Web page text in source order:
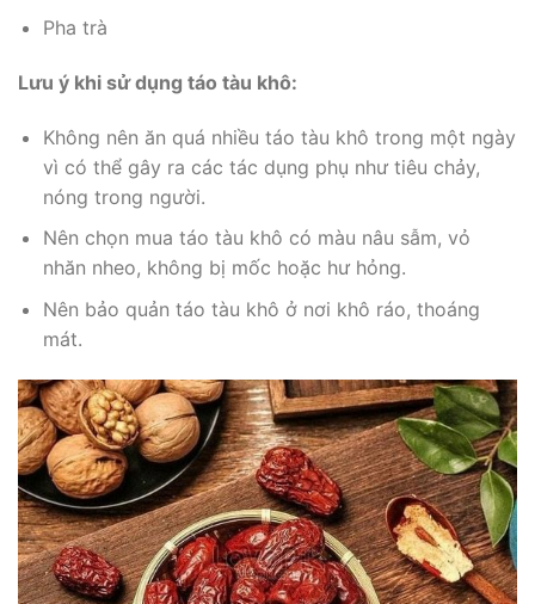
Pha trà
Lưu ý khi sử dụng táo tàu khô:
Không nên ăn quá nhiều táo tàu khô trong một ngày
vì có thể gây ra các tác dụng phụ như tiêu chảy,
nóng trong người.
Nên chọn mua táo tàu khô có màu nâu sẫm, vỏ
nhăn nheo, không bị mốc hoặc hư hỏng.
Nên bảo quản táo tàu khô ở nơi khô ráo, thoáng
mát.